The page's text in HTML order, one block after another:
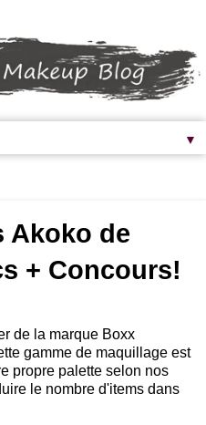
▼
Akoko de
+ Concours!
de la marque Boxx
gamme de maquillage est
propre palette selon nos
le nombre d'items dans